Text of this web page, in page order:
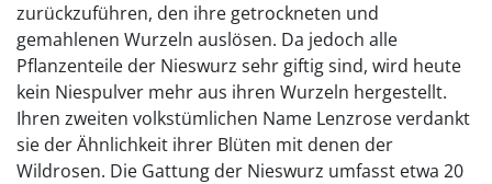
zurückzuführen, den ihre getrockneten und
gemahlenen Wurzeln auslösen. Da jedoch alle
Pflanzenteile der Nieswurz sehr giftig sind, wird heute
kein Niespulver mehr aus ihren Wurzeln hergestellt.
Ihren zweiten volkstümlichen Name Lenzrose verdankt
sie der Ähnlichkeit ihrer Blüten mit denen der
Wildrosen. Die Gattung der Nieswurz umfasst etwa 20